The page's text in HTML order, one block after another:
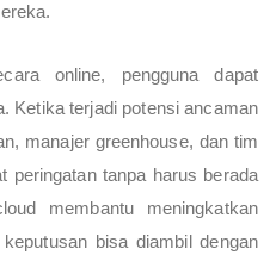
online, pengguna dapat
Ketika terjadi potensi ancaman
manajer greenhouse, dan tim
peringatan tanpa harus berada
membantu meningkatkan
bisa diambil dengan